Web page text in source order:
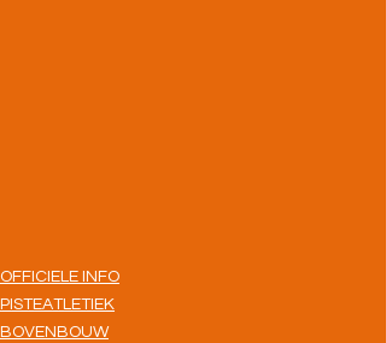
OFFICIELE INFO
PISTEATLETIEK
BOVENBOUW